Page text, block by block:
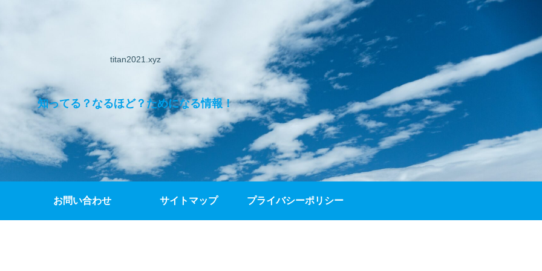
titan2021.xyz
知ってる？なるほど？ためになる情報！
お問い合わせ サイトマップ プライバシーポリシー